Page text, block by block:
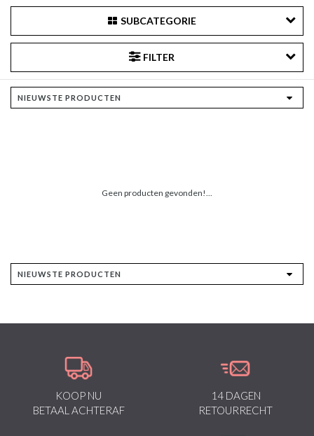
SUBCATEGORIE
FILTER
Geen producten gevonden!...
KOOP NU
BETAAL ACHTERAF
14 DAGEN
RETOURRECHT